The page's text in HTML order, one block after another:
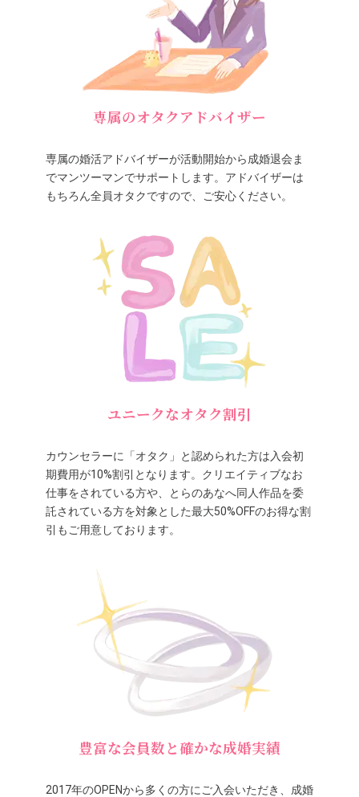
専属のオタクアドバイザー
専属の婚活アドバイザーが活動開始から成婚退会ま
でマンツーマンでサポートします。アドバイザーは
もちろん全員オタクですので、ご安心ください。
ユニークなオタク割引
カウンセラーに「オタク」と認められた方は入会初
期費用が10%割引となります。クリエイティブなお
仕事をされている方や、とらのあなへ同人作品を委
託されている方を対象とした最大50%OFFのお得な割
引もご用意しております。
豊富な会員数と確かな成婚実績
2017年のOPENから多くの方にご入会いただき、成婚